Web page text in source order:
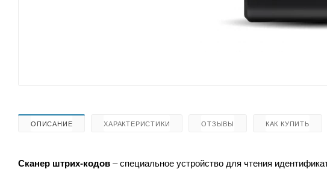
ОПИСАНИЕ ХАРАКТЕРИСТИКИ ОТЗЫВЫ КАК КУПИТЬ
Сканер штрих-кодов – специальное устройство для чтения